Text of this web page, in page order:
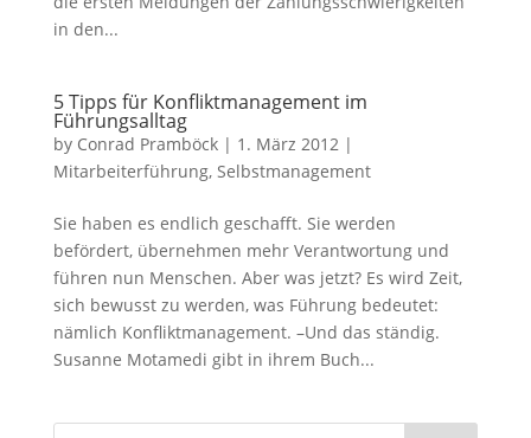
in den...
5 Tipps für Konfliktmanagement im
Führungsalltag
by Conrad Pramböck| 1. März 2012|
Mitarbeiterführung, Selbstmanagement
Sie haben es endlich geschafft. Sie werden
befördert, übernehmen mehr Verantwortung und
führen nun Menschen. Aber was jetzt? Es wird Zeit,
sich bewusst zu werden, was Führung bedeutet:
nämlich Konfliktmanagement. –Und das ständig.
Susanne Motamedi gibt in ihrem Buch...